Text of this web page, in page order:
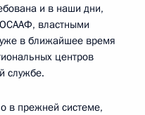
и в наши дни,
властными
в ближайшее время
центров
службе.
в прежней системе,